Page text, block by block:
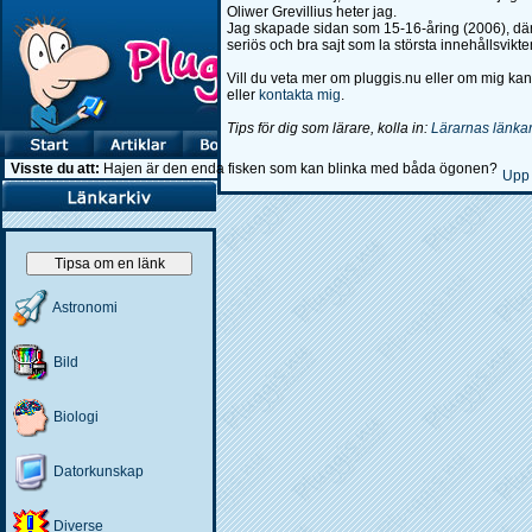
Visste du att: Hajen är den enda fisken som kan blinka med båda ögonen?
Tipsa om en länk
Astronomi
Bild
Biologi
Datorkunskap
Diverse
Oliwer Grevillius heter jag.
Jag skapade sidan som 15-16-åring (2006),
seriös och bra sajt som la största
Vill du veta mer om pluggis.nu eller om mig
eller kontakta mig.
Tips för dig som lärare, kolla in: Lärarnas länkar
Upp